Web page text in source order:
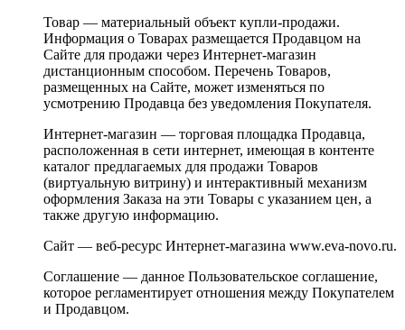
Товар — материальный объект купли-продажи.
Информация о Товарах размещается Продавцом на
Сайте для продажи через Интернет-магазин
дистанционным способом. Перечень Товаров,
размещенных на Сайте, может изменяться по
усмотрению Продавца без уведомления Покупателя.
Интернет-магазин — торговая площадка Продавца,
расположенная в сети интернет, имеющая в контенте
каталог предлагаемых для продажи Товаров
(виртуальную витрину) и интерактивный механизм
оформления Заказа на эти Товары с указанием цен, а
также другую информацию.
Сайт — веб-ресурс Интернет-магазина www.eva-novo.ru.
Соглашение — данное Пользовательское соглашение,
которое регламентирует отношения между Покупателем
и Продавцом.